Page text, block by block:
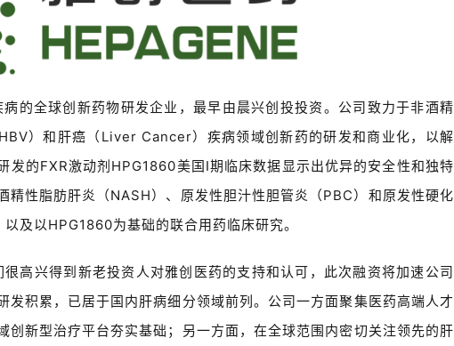
的全球创新药物研发企业，最早由晨兴创投投资。公司致力于非酒精
）和肝癌（Liver Cancer）疾病领域创新药的研发和商业化，以解
发的FXR激动剂HPG1860美国I期临床数据显示出优异的安全性和独特
精性脂肪肝炎（NASH）、原发性胆汁性胆管炎（PBC）和原发性硬化
及以HPG1860为基础的联合用药临床研究。
很高兴得到新老投资人对雅创医药的支持和认可，此次融资将加速公司
积累，已居于国内肝病细分领域前列。公司一方面聚集医药高端人才
创新型治疗平台夯实基础；另一方面，在全球范围内密切关注领先的肝